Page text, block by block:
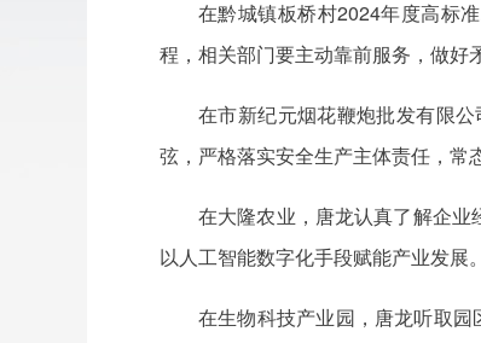
在黔城镇板桥村2024年度高标
程，相关部门要主动靠前服务，做好
在市新纪元烟花鞭炮批发有限
弦，严格落实安全生产主体责任，常
在大隆农业，唐龙认真了解企业
以人工智能数字化手段赋能产业发展
在生物科技产业园，唐龙听取